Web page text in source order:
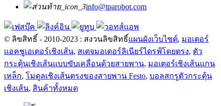
info@tparobot.com
© ลิขสิทธิ์ - 2010-2023 : สงวนลิขสิทธิ์แผนผังเว็บไซต์, มอเตอร์
แอคชูเอเตอร์เชิงเส้น, สเตจมอเตอร์ลิเนียร์ไดรฟ์โดยตรง, ตัว
กระตุ้นเชิงเส้นแบบขับเคลื่อนด้วยสายพาน, มอเตอร์เชิงเส้นแกน
เหล็ก, โมดูลเชิงเส้นตรงของสายพาน Festo, บอลสกรูตัวกระตุ้น
เชิงเส้น, สินค้าทั้งหมด